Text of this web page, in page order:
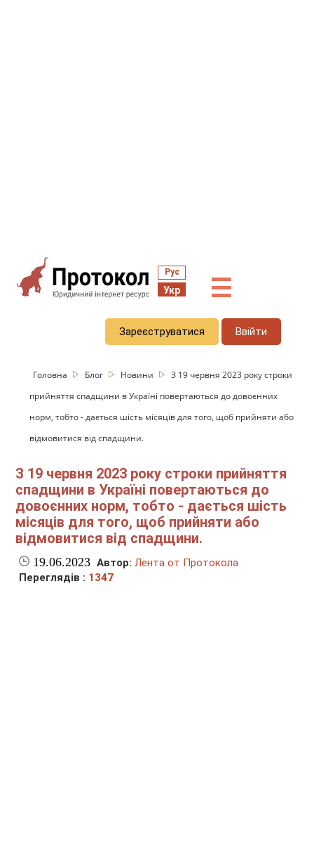
Рус
Укр ☰
Зареєструватися Ввійти
Головна Блог Новини
З 19 червня 2023 року строки
прийняття спадщини в Україні повертаються до довоєнних
норм, тобто - дається шість місяців для того, щоб прийняти або
відмовитися від спадщини.
З 19 червня 2023 року строки прийняття
спадщини в Україні повертаються до
довоєнних норм, тобто - дається шість
місяців для того, щоб прийняти або
відмовитися від спадщини.
19.06.2023 Автор: Лента от Протокола
Переглядів : 1347